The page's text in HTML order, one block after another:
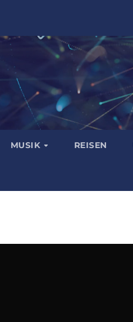
MUSIK REISEN